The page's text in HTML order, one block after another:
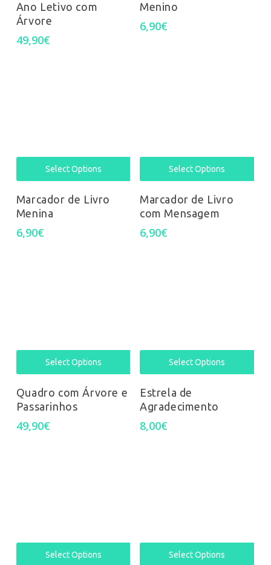
Ano Letivo com
Árvore
49,90€
Menino
6,90€
Select Options
Marcador de Livro
Menina
6,90€
Select Options
Marcador de Livro
com Mensagem
6,90€
Select Options
Quadro com Árvore e
Passarinhos
49,90€
Select Options
Estrela de
Agradecimento
8,00€
Select Options Select Options